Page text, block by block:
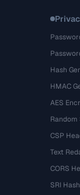
Hash
HMAC
AES
CSP
Text
CORS
SRI